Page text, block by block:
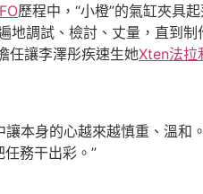
歷程中，“小橙”的氣缸夾具
地調試、檢討、丈量，直到
任讓李澤彤疾速生她Xten法拉
本身的心越來越慎重、溫和
務干出彩。”